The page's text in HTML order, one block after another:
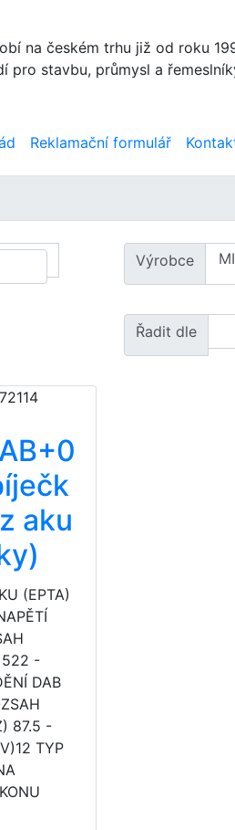
na českém trhu již od roku
pro stavbu, průmysl a
Reklamační formulář
Výrobce
Řadit dle
aku
(EPTA)
522 -
DAB
87.5 -
TYP